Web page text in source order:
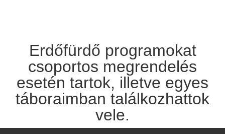
Erdőfürdő programokat
csoportos megrendelés
esetén tartok, illetve egyes
táboraimban találkozhattok
vele.